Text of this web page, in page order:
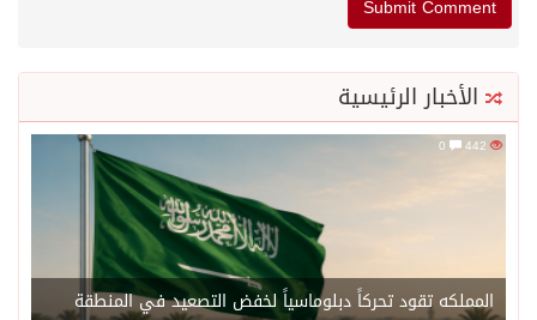
الأخبار الرئيسية
المملكه تقود تحركاً دبلوماسياً لخفض التصعيد في المنطقة